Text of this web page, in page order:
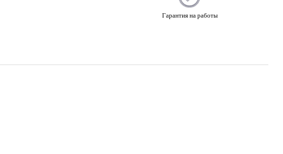
Гарантия на работы